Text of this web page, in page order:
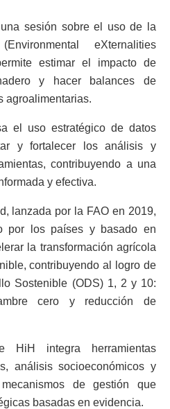
sesión sobre el uso de la
eXternalities
estimar el impacto de
y hacer balances de
agroalimentarias.
el uso estratégico de datos
y fortalecer los análisis y
contribuyendo a una
y efectiva.
lanzada por la FAO en 2019,
por los países y basado en
la transformación agrícola
contribuyendo al logro de
Sostenible (ODS) 1, 2 y 10:
cero y reducción de
HiH integra herramientas
análisis socioeconómicos y
de gestión que
basadas en evidencia.